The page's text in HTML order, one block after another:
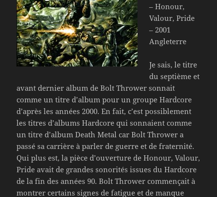
– Honour,
Valour, Pride
– 2001
Angleterre
Je sais, le titre
du septième et
avant dernier album de Bolt Thrower sonnait
comme un titre d’album pour un groupe Hardcore
d’après les années 2000. En fait, c’est possiblement
les titres d’albums Hardcore qui sonnaient comme
un titre d’album Death Metal car Bolt Thrower a
passé sa carrière à parler de guerre et de fraternité.
Qui plus est, la pièce d’ouverture de Honour, Valour,
Pride avait de grandes sonorités issues du Hardcore
de la fin des années 90. Bolt Thrower commençait à
montrer certains signes de fatigue et de manque